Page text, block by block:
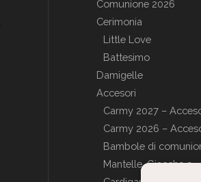
Comunione 2026
Cerimonia
Little Love
Battesimo
Damigelle
Accesori
Carmy 2027 –
Carmy 2026 –
Bambole di
Mantelle, Giacche e